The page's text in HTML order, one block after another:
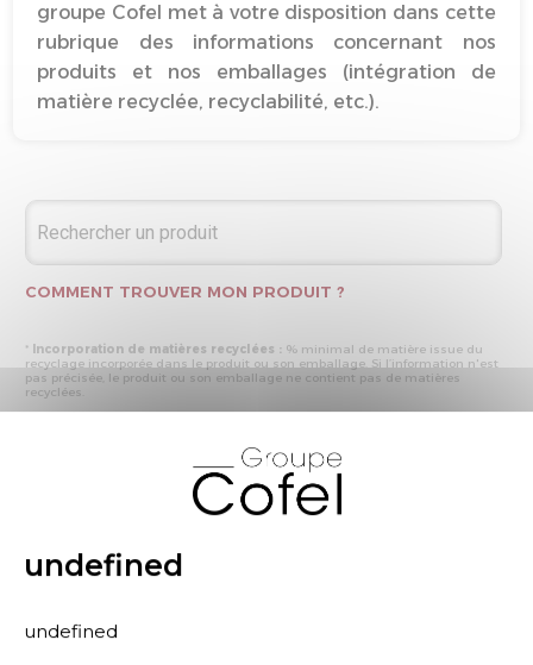
groupe Cofel met à votre disposition dans cette
rubrique des informations concernant nos
produits et nos emballages (intégration de
matière recyclée, recyclabilité, etc.).
COMMENT TROUVER MON PRODUIT ?
* Incorporation de matières recyclées : % minimal de matière issue du
recyclage incorporée dans le produit ou son emballage. Si l’information n'est
pas précisée, le produit ou son emballage ne contient pas de matières
recyclées.
produite par les processus de recyclage mis en œuvre représente plus de 50
% en masse du déchet collecté
- « produit ou emballage entièrement recyclable » : la matière recyclée
produite par les processus de recyclage mis en œuvre représente plus de 95
% en masse du déchet collecté
rubrique les primes et pénalités déclarées à ECOMAISON et CITEO (Eco
organismes français) lors de la déclaration annuelle de nos produits.
undefined
undefined